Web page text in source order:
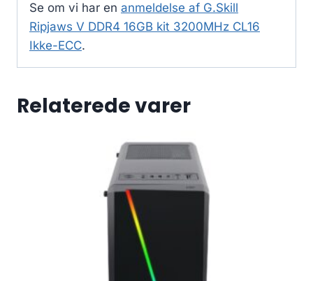
Se om vi har en anmeldelse af G.Skill
Ripjaws V DDR4 16GB kit 3200MHz CL16
Ikke-ECC.
Relaterede varer